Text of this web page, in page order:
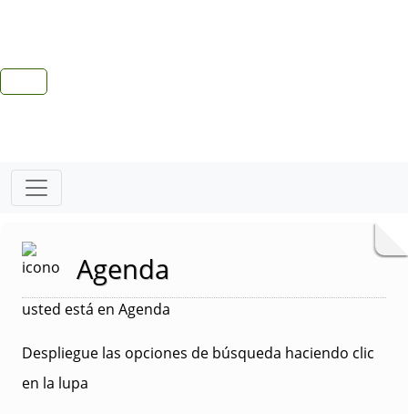
Agenda
usted está en Agenda
Despliegue las opciones de búsqueda haciendo clic
en la lupa